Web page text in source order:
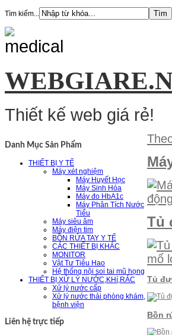
Tìm kiếm...
Thiết kế web giá rẻ!
Danh Mục Sản Phẩm
THIẾT BỊ Y TẾ
Máy xét nghiệm
Máy Huyết Học
Máy Sinh Hóa
Máy đo HbA1c
Máy Phân Tích Nước
Tiểu
Máy siêu âm
Máy điện tim
BỒN RỬA TAY Y TẾ
CÁC THIẾT BỊ KHÁC
MONITOR
Vật Tư Tiêu Hao
Hệ thống nội soi tai mũ họng
THIẾT BỊ XỬ LÝ NƯỚC,KHí,RÁC
Xử lý nước cấp
Xử lý nước thải phòng khám,
bệnh viện
Liên hệ trực tiếp
Tủ
Tủ
Bồn